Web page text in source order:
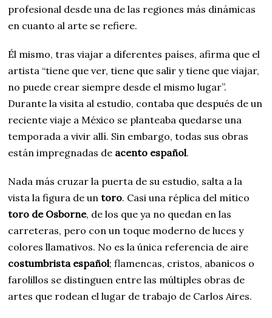
profesional desde una de las regiones más dinámicas
en cuanto al arte se refiere.
Él mismo, tras viajar a diferentes países, afirma que el
artista “tiene que ver, tiene que salir y tiene que viajar,
no puede crear siempre desde el mismo lugar”.
Durante la visita al estudio, contaba que después de un
reciente viaje a México se planteaba quedarse una
temporada a vivir allí. Sin embargo, todas sus obras
están impregnadas de acento español.
Nada más cruzar la puerta de su estudio, salta a la
vista la figura de untoro. Casi una réplica del mítico
toro de Osborne, de los que ya no quedan en las
carreteras, pero con un toque moderno de luces y
colores llamativos. No es la única referencia de aire
costumbrista español; flamencas, cristos, abanicos o
farolillos se distinguen entre las múltiples obras de
artes que rodean el lugar de trabajo de Carlos Aires.